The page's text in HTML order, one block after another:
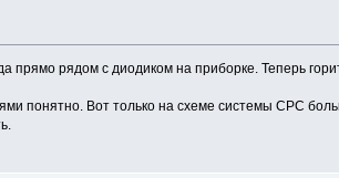
прямо рядом с диодиком на приборке. Теперь
понятно. Вот только на схеме системы СРС